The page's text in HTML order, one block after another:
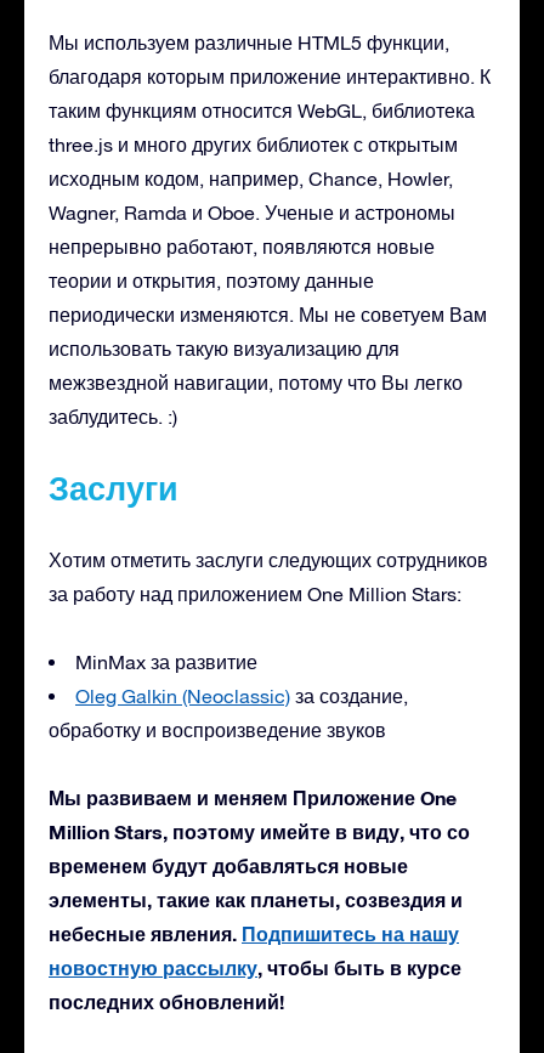
Мы используем различные HTML5 функции,
благодаря которым приложение интерактивно. К
таким функциям относится WebGL, библиотека
three.js и много других библиотек с открытым
исходным кодом, например, Chance, Howler,
Wagner, Ramda и Oboe. Ученые и астрономы
непрерывно работают, появляются новые
теории и открытия, поэтому данные
периодически изменяются. Мы не советуем Вам
использовать такую визуализацию для
межзвездной навигации, потому что Вы легко
заблудитесь. :)
Заслуги
Хотим отметить заслуги следующих сотрудников
за работу над приложением One Million Stars:
MinMax за развитие
Oleg Galkin (Neoclassic) за создание,
обработку и воспроизведение звуков
Мы развиваем и меняем Приложение One
Million Stars, поэтому имейте в виду, что со
временем будут добавляться новые
элементы, такие как планеты, созвездия и
небесные явления. Подпишитесь на нашу
новостную рассылку, чтобы быть в курсе
последних обновлений!